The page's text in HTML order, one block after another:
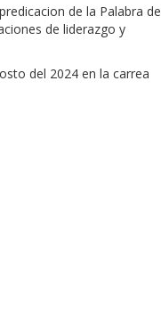
de la Palabra de
de liderazgo y
del 2024 en la carrea